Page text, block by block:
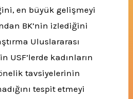
en büyük gelişmeyi
BK’nin izlediğini
Uluslararası
USF’lerde kadınların
tavsiyelerinin
tespit etmeyi